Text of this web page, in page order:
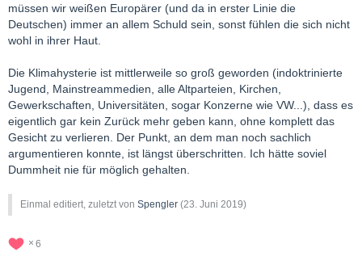
müssen wir weißen Europärer (und da in erster Linie die
Deutschen) immer an allem Schuld sein, sonst fühlen die sich nicht
wohl in ihrer Haut.
Die Klimahysterie ist mittlerweile so groß geworden (indoktrinierte
Jugend, Mainstreammedien, alle Altparteien, Kirchen,
Gewerkschaften, Universitäten, sogar Konzerne wie VW...), dass es
eigentlich gar kein Zurück mehr geben kann, ohne komplett das
Gesicht zu verlieren. Der Punkt, an dem man noch sachlich
argumentieren konnte, ist längst überschritten. Ich hätte soviel
Dummheit nie für möglich gehalten.
Einmal editiert, zuletzt von Spengler (23. Juni 2019)
6